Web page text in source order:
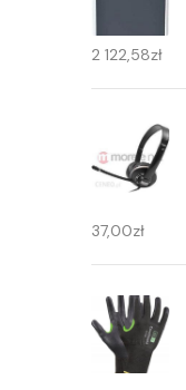
2 122,58zł
37,00zł